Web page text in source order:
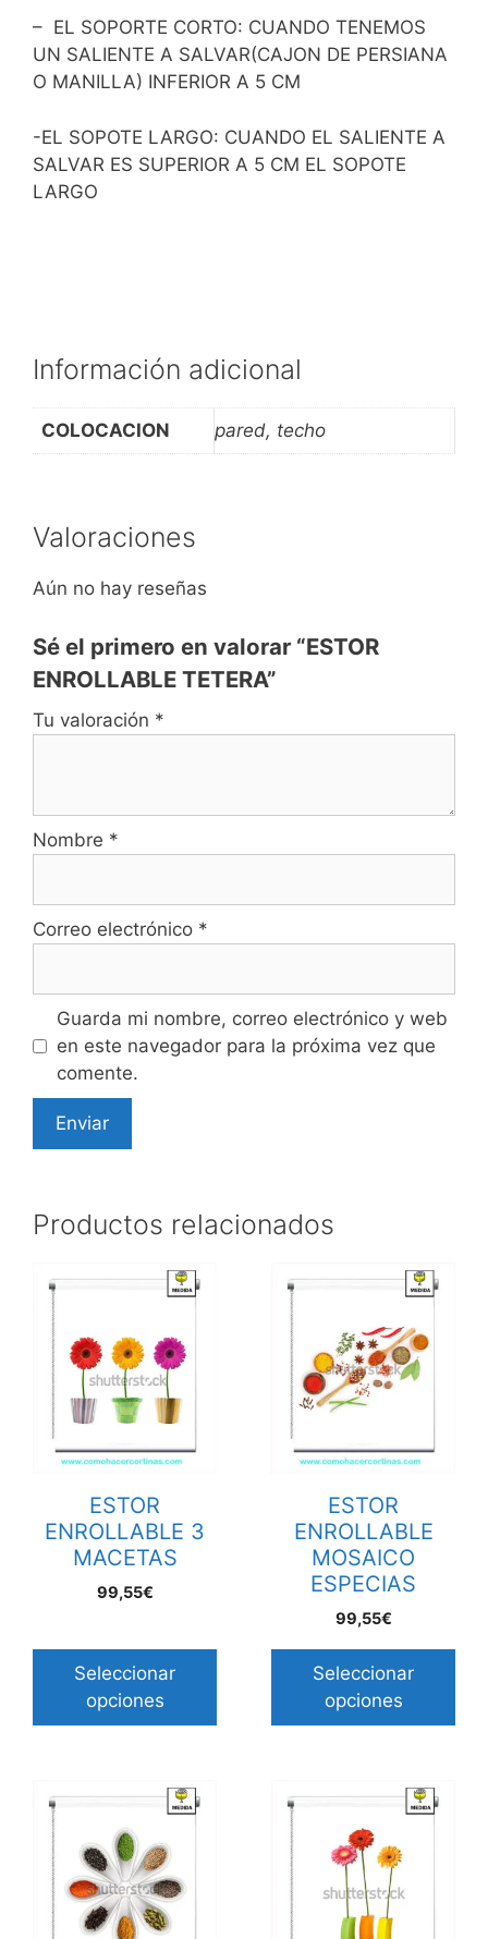
– EL SOPORTE CORTO: CUANDO TENEMOS
UN SALIENTE A SALVAR(CAJON DE PERSIANA
O MANILLA) INFERIOR A 5 CM
-EL SOPOTE LARGO: CUANDO EL SALIENTE A
SALVAR ES SUPERIOR A 5 CM EL SOPOTE
LARGO
Información adicional
COLOCACION pared, techo
Valoraciones
Aún no hay reseñas
Sé el primero en valorar “ESTOR
ENROLLABLE TETERA”
Tu valoración *
Nombre *
Correo electrónico *
Guarda mi nombre, correo electrónico y web
en este navegador para la próxima vez que
comente.
Productos relacionados
ESTOR
ENROLLABLE 3
MACETAS
99,55€
Seleccionar
opciones
ESTOR
ENROLLABLE
MOSAICO
ESPECIAS
99,55€
Seleccionar
opciones